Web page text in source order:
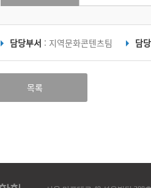
담당부서 : 지역문화콘텐츠팀 담
목록